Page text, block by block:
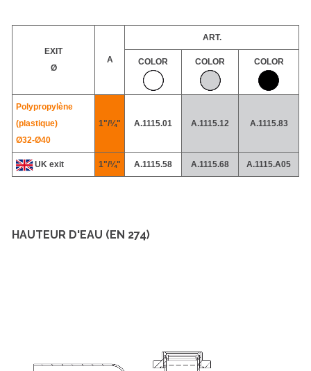
EXIT
Ø
A
ART.
COLOR COLOR COLOR
Polypropylène
(plastique)
Ø32-Ø40
1"/¼" A.1115.01 A.1115.12 A.1115.83
UK exit 1"/¼" A.1115.58 A.1115.68 A.1115.A05
HAUTEUR D'EAU (EN 274)